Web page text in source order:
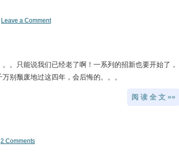
Leave a Comment
。只能说我们已经老了啊！一系列的招新也要开始了，
别颓废地过这四年，会后悔的。。。
阅 读 全 文 »»
2 Comments